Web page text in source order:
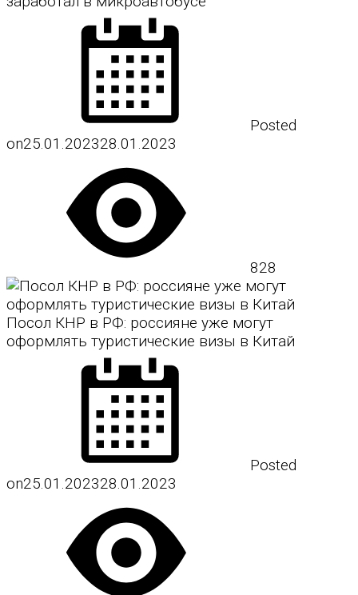
Posted
on25.01.202328.01.2023
828
Посол КНР в РФ: россияне уже могут
оформлять туристические визы в Китай
Posted
on25.01.202328.01.2023